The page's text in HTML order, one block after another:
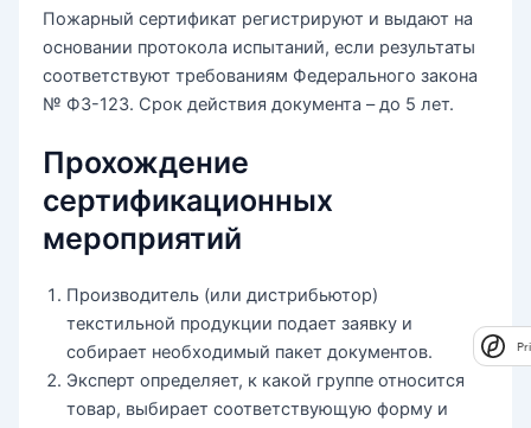
Пожарный сертификат регистрируют и выдают на
основании протокола испытаний, если результаты
соответствуют требованиям Федерального закона
№ ФЗ-123. Срок действия документа – до 5 лет.
Прохождение
сертификационных
мероприятий
Производитель (или дистрибьютор)
текстильной продукции подает заявку и
собирает необходимый пакет документов.
Эксперт определяет, к какой группе относится
товар, выбирает соответствующую форму и